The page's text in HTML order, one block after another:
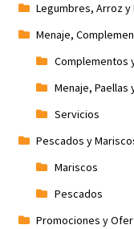
Legumbres, Arroz y
Menaje,
Complementos
Menaje, Paellas
Servicios
Pescados y
Mariscos
Pescados
Promociones y